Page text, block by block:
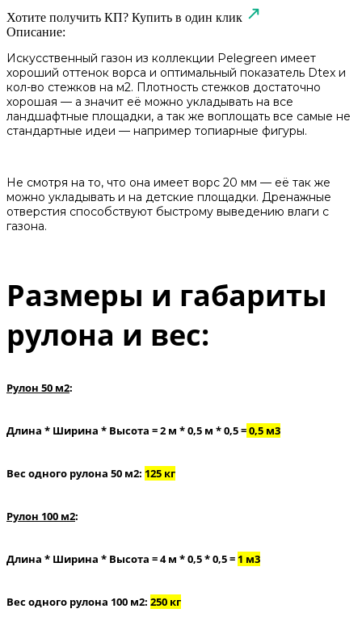
Хотите получить КП? Купить в один клик
Описание:
Искусственный газон из коллекции Pelegreen имеет
хороший оттенок ворса и оптимальный показатель Dtex и
кол-во стежков на м2. Плотность стежков достаточно
хорошая — а значит её можно укладывать на все
ландшафтные площадки, а так же воплощать все самые не
стандартные идеи — например топиарные фигуры.
Не смотря на то, что она имеет ворс 20 мм — её так же
можно укладывать и на детские площадки. Дренажные
отверстия способствуют быстрому выведению влаги с
газона.
Размеры и габариты
рулона и вес:
Рулон 50 м2:
Длина * Ширина * Высота = 2 м * 0,5 м * 0,5 =0,5 м3
Вес одного рулона 50 м2: 125 кг
Рулон 100 м2:
Длина * Ширина * Высота = 4 м * 0,5 * 0,5 = 1 м3
Вес одного рулона 100 м2: 250 кг